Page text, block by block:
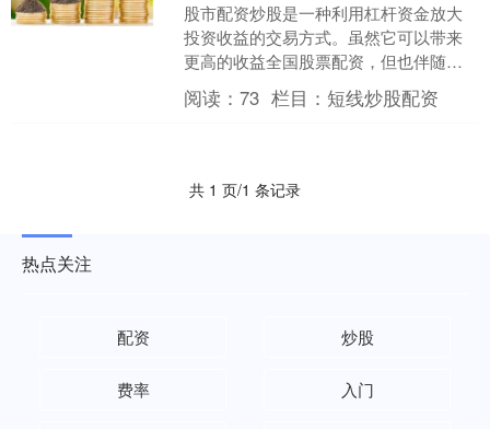
股市配资炒股是一种利用杠杆资金放大
投资收益的交易方式。虽然它可以带来
更高的收益全国股票配资，但也伴随更
高的风险。 确保平台已获得相关监管机
构的许可和监管。这表明....
阅读：73 栏目： 短线炒股配资
共 1 页/1 条记录
热点关注
配资 炒股
费率 入门